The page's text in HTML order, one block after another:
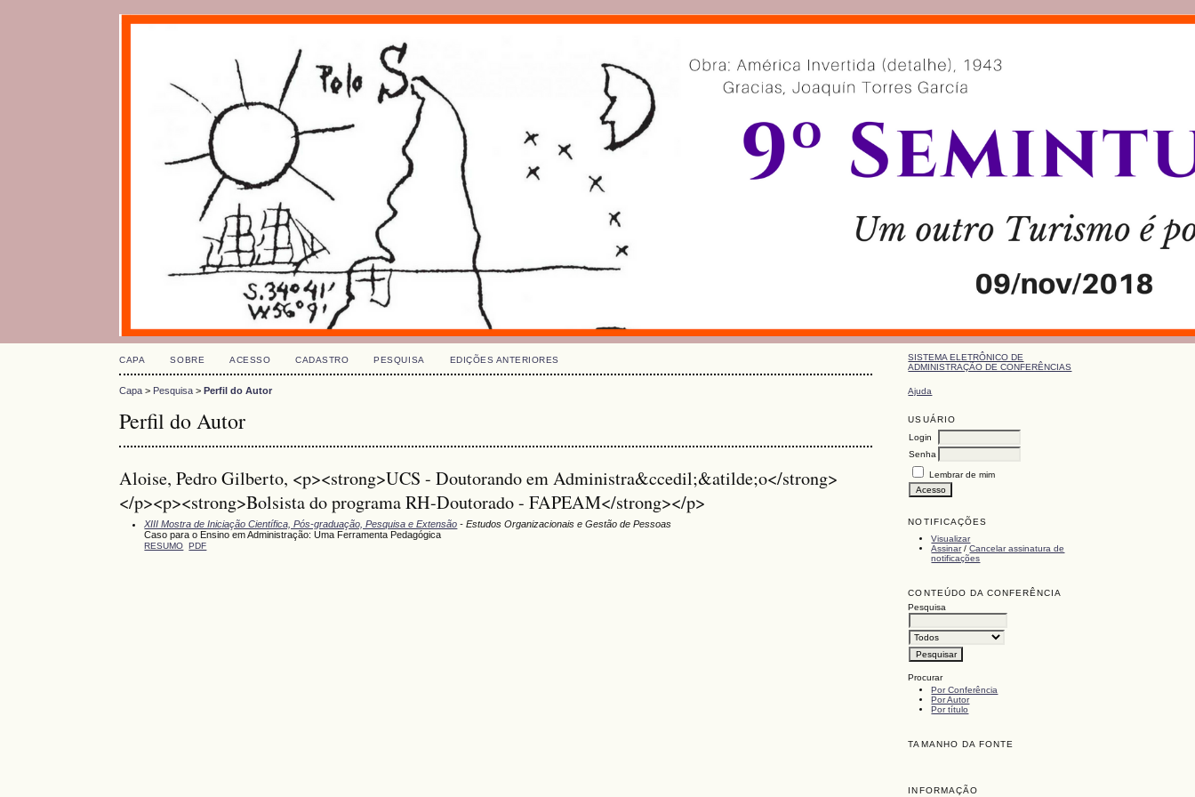
SISTEMA ELETRÔNICO DE
ADMINISTRAÇÃO DE CONFERÊNCIAS
Ajuda
USUÁRIO
Login
Senha
Lembrar de mim
NOTIFICAÇÕES
Visualizar
Assinar/Cancelar assinatura de
notificações
CONTEÚDO DA CONFERÊNCIA
Pesquisa
Procurar
Por Conferência
Por Autor
Por título
TAMANHO DA FONTE
INFORMAÇÃO
CAPA SOBRE ACESSO CADASTRO PESQUISA EDIÇÕES ANTERIORES
Capa > Pesquisa >Perfil do Autor
Perfil do Autor
Aloise, Pedro Gilberto, <p><strong>UCS - Doutorando em Administra&ccedil;&atilde;o</strong>
</p><p><strong>Bolsista do programa RH-Doutorado - FAPEAM</strong></p>
XIII Mostra de Iniciação Científica, Pós-graduação, Pesquisa e Extensão - Estudos Organizacionais e Gestão de Pessoas
Caso para o Ensino em Administração: Uma Ferramenta Pedagógica
RESUMO PDF